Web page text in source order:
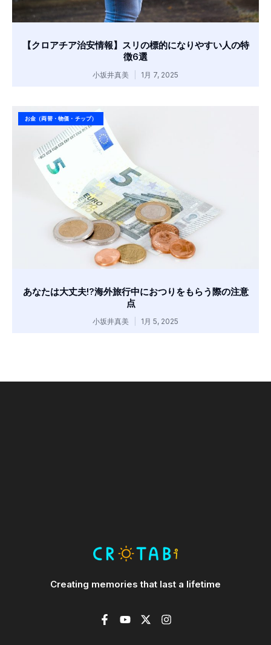
【クロアチア治安情報】スリの標的になりやすい人の特
徴6選
小坂井真美 1月 7, 2025
お金（両替・物価・チップ）
あなたは大丈夫!?海外旅行中におつりをもらう際の注意
点
小坂井真美 1月 5, 2025
Creating memories that last a lifetime